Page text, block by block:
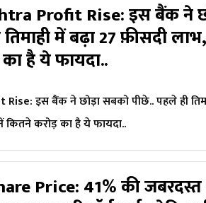
Profit Rise: इस बैंक ने
में बढ़ा 27 फ़ीसदी
है ये फायदा..
इस बैंक ने छोड़ा सबको पीछे.. पहले ही
करोड़ का है ये फायदा..
Price: 41% की